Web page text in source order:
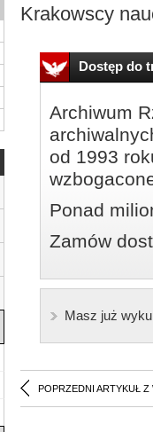
Krakowscy
Dostęp do
Archiwum
od 1993
Ponad
Zamów
Masz już
POPRZEDNI ARTYKUŁ Z